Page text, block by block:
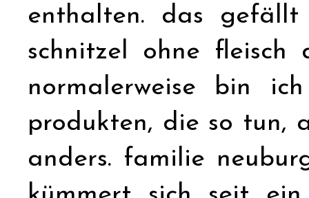
enthalten. das
schnitzel ohne fleisch
normalerweise bin
produkten, die so tun,
anders. familie